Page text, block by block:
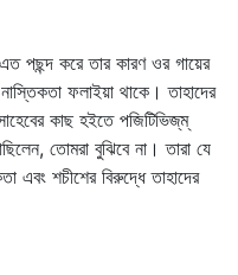
পছন্দ করে তার কারণ ওর গায়ের
ফলাইয়া থাকে। তাহাদের
কাছ হইতে পজিটিভিজ্‌ম্‌
তোমরা বুঝিবে না। তারা যে
এবং শচীশের বিরুদ্ধে তাহাদের